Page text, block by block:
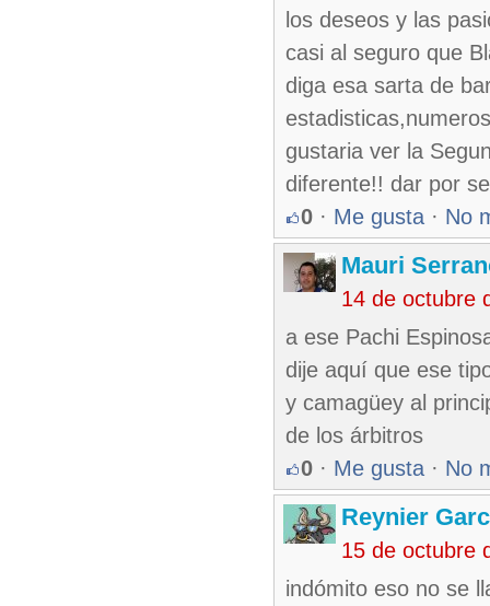
los deseos y las
casi al seguro que
diga esa sarta de
gustaria ver la
diferente!! dar por
0 · Me gusta · No
Mauri
14 de octubre
a ese Pachi
dije aquí que ese
y camagüey al
de los árbitros
0 · Me gusta · No
Reynier
15 de octubre
indómito eso no se